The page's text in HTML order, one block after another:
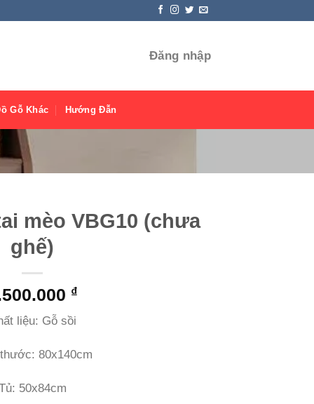
Đăng nhập
Gỗ Khác Hướng Đẫn
mèo VBG10 (chưa
ghế)
₫
liệu: Gỗ sồi
80x140cm
50x84cm